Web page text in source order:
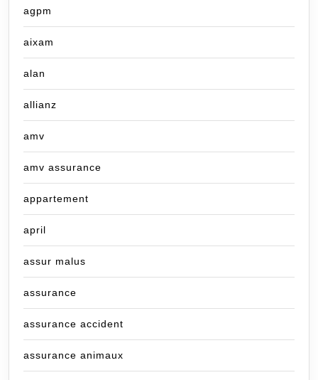
agpm
aixam
alan
allianz
amv
amv assurance
appartement
april
assur malus
assurance
assurance accident
assurance animaux